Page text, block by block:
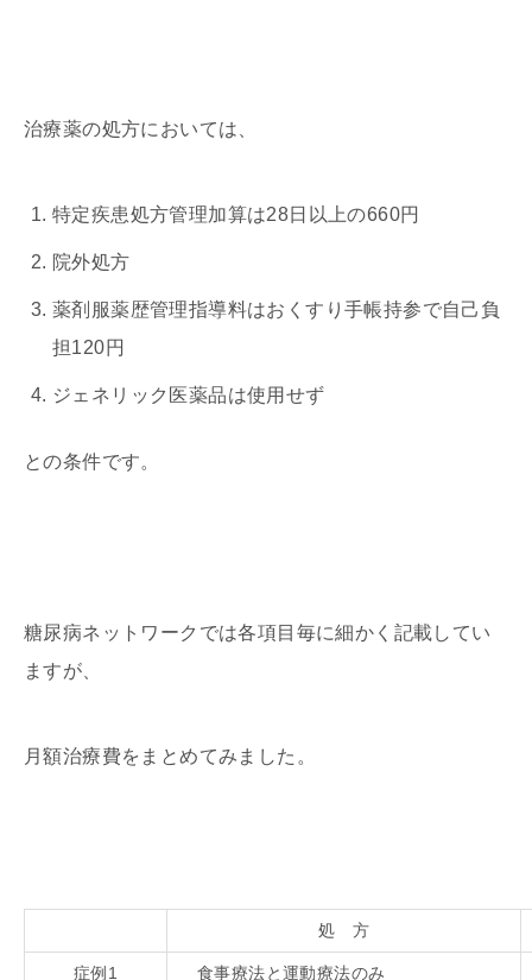
治療薬の処方においては、
特定疾患処方管理加算は28日以上の660円
院外処方
薬剤服薬歴管理指導料はおくすり手帳持参で自己負
担120円
ジェネリック医薬品は使用せず
との条件です。
糖尿病ネットワークでは各項目毎に細かく記載してい
ますが、
月額治療費をまとめてみました。
処 方
症例1 食事療法と運動療法のみ